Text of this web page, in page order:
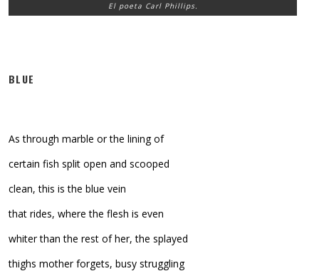
El poeta Carl Phillips.
BLUE
As through marble or the lining of
certain fish split open and scooped
clean, this is the blue vein
that rides, where the flesh is even
whiter than the rest of her, the splayed
thighs mother forgets, busy struggling